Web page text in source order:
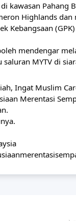
Highlands dan
Kebangsaan
mendengar
MYTV di
Ingat Muslim
Merentasi